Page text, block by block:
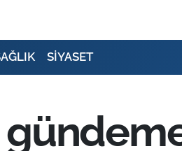
SİYASET